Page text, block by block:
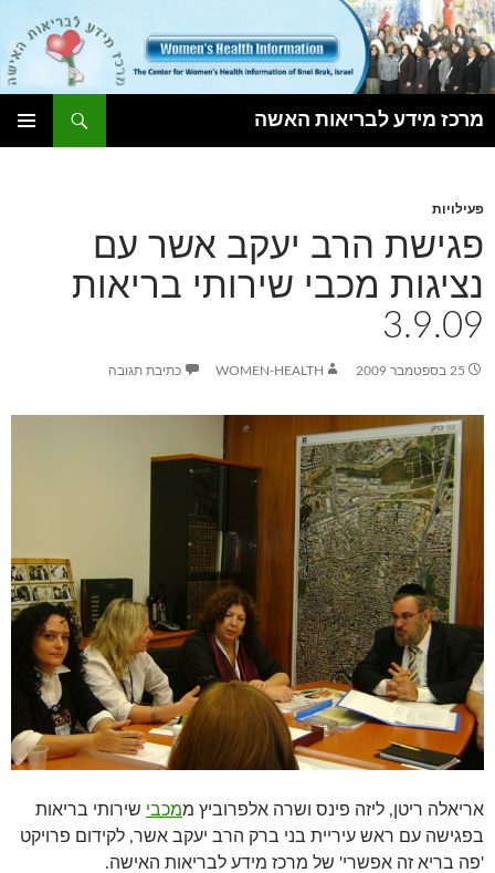
מרכז מידע לבריאות האשה
פעילויות
פגישת הרב יעקב אשר עם
נציגות מכבי שירותי בריאות
3.9.09
25 בספטמבר 2009 WOMEN-HEALTH כתיבת תגובה
אריאלה ריטן, ליזה פינס ושרה אלפרוביץ ממכבי שירותי בריאות
בפגישה עם ראש עיריית בני ברק הרב יעקב אשר, לקידום פרויקט
'פה בריא זה אפשרי' של מרכז מידע לבריאות האישה.